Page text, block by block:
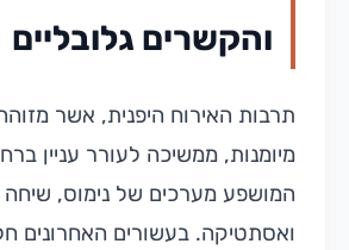
והקשרים גלובליים
תרבות האירוח היפנית, אשר
מיומנות, ממשיכה לעורר עניין
המושפע מערכים של נימוס,
ואסתטיקה. בעשורים האחרונים